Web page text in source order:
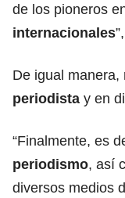
de los pioneros
internacionales
De igual manera,
periodista y en
“Finalmente, es
periodismo, así
diversos medios